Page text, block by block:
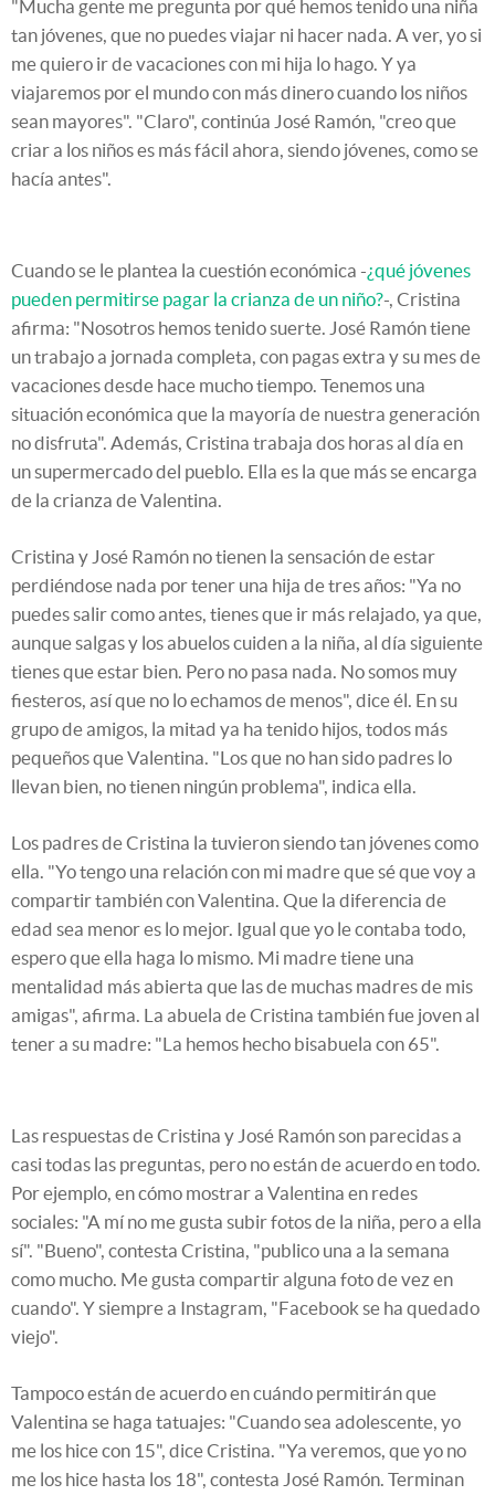
"Mucha gente me pregunta por qué hemos tenido una niña
tan jóvenes, que no puedes viajar ni hacer nada. A ver, yo si
me quiero ir de vacaciones con mi hija lo hago. Y ya
viajaremos por el mundo con más dinero cuando los niños
sean mayores". "Claro", continúa José Ramón, "creo que
criar a los niños es más fácil ahora, siendo jóvenes, como se
hacía antes".
Cuando se le plantea la cuestión económica -¿qué jóvenes
pueden permitirse pagar la crianza de un niño?-, Cristina
afirma: "Nosotros hemos tenido suerte. José Ramón tiene
un trabajo a jornada completa, con pagas extra y su mes de
vacaciones desde hace mucho tiempo. Tenemos una
situación económica que la mayoría de nuestra generación
no disfruta". Además, Cristina trabaja dos horas al día en
un supermercado del pueblo. Ella es la que más se encarga
de la crianza de Valentina.
Cristina y José Ramón no tienen la sensación de estar
perdiéndose nada por tener una hija de tres años: "Ya no
puedes salir como antes, tienes que ir más relajado, ya que,
aunque salgas y los abuelos cuiden a la niña, al día siguiente
tienes que estar bien. Pero no pasa nada. No somos muy
fiesteros, así que no lo echamos de menos", dice él. En su
grupo de amigos, la mitad ya ha tenido hijos, todos más
pequeños que Valentina. "Los que no han sido padres lo
llevan bien, no tienen ningún problema", indica ella.
Los padres de Cristina la tuvieron siendo tan jóvenes como
ella. "Yo tengo una relación con mi madre que sé que voy a
compartir también con Valentina. Que la diferencia de
edad sea menor es lo mejor. Igual que yo le contaba todo,
espero que ella haga lo mismo. Mi madre tiene una
mentalidad más abierta que las de muchas madres de mis
amigas", afirma. La abuela de Cristina también fue joven al
tener a su madre: "La hemos hecho bisabuela con 65".
Las respuestas de Cristina y José Ramón son parecidas a
casi todas las preguntas, pero no están de acuerdo en todo.
Por ejemplo, en cómo mostrar a Valentina en redes
sociales: "A mí no me gusta subir fotos de la niña, pero a ella
sí". "Bueno", contesta Cristina, "publico una a la semana
como mucho. Me gusta compartir alguna foto de vez en
cuando". Y siempre a Instagram, "Facebook se ha quedado
viejo".
Tampoco están de acuerdo en cuándo permitirán que
Valentina se haga tatuajes: "Cuando sea adolescente, yo
me los hice con 15", dice Cristina. "Ya veremos, que yo no
me los hice hasta los 18", contesta José Ramón. Terminan